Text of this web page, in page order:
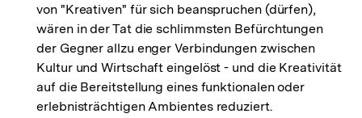
Fußnote
von "Kreativen" für sich beanspruchen (dürfen),
wären in der Tat die schlimmsten Befürchtungen
der Gegner allzu enger Verbindungen zwischen
Kultur und Wirtschaft eingelöst - und die Kreativität
auf die Bereitstellung eines funktionalen oder
erlebnisträchtigen Ambientes reduziert.